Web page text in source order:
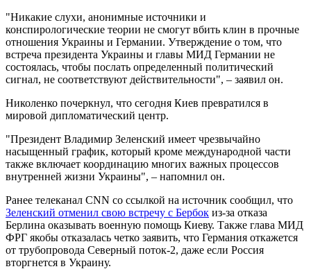
"Никакие слухи, анонимные источники и
конспирологические теории не смогут вбить клин в прочные
отношения Украины и Германии. Утверждение о том, что
встреча президента Украины и главы МИД Германии не
состоялась, чтобы послать определенный политический
сигнал, не соответствуют действительности", – заявил он.
Николенко почеркнул, что сегодня Киев превратился в
мировой дипломатический центр.
"Президент Владимир Зеленский имеет чрезвычайно
насыщенный график, который кроме международной части
также включает координацию многих важных процессов
внутренней жизни Украины", – напомнил он.
Ранее телеканал CNN со ссылкой на источник сообщил, что
Зеленский отменил свою встречу с Бербок из-за отказа
Берлина оказывать военную помощь Киеву. Также глава МИД
ФРГ якобы отказалась четко заявить, что Германия откажется
от трубопровода Северный поток-2, даже если Россия
вторгнется в Украину.